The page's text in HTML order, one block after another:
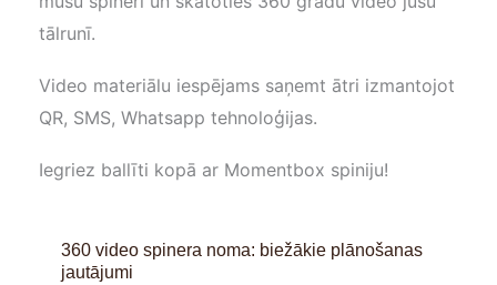
tālrunī.
Video materiālu iespējams saņemt ātri izmantojot
QR, SMS, Whatsapp tehnoloģijas.
Iegriez ballīti kopā ar Momentbox spiniju!
360 video spinera noma: biežākie plānošanas
jautājumi